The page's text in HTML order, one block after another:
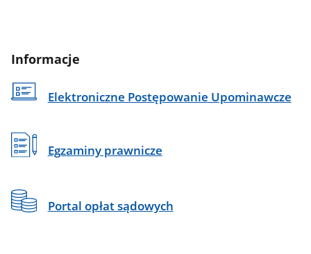
Informacje
Elektroniczne Postępowanie Upominawcze
Egzaminy prawnicze
Portal opłat sądowych